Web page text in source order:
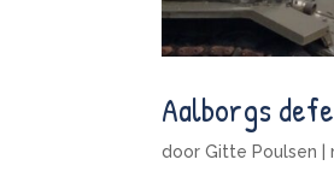
Aalborgs
doorGitte Poulsen |